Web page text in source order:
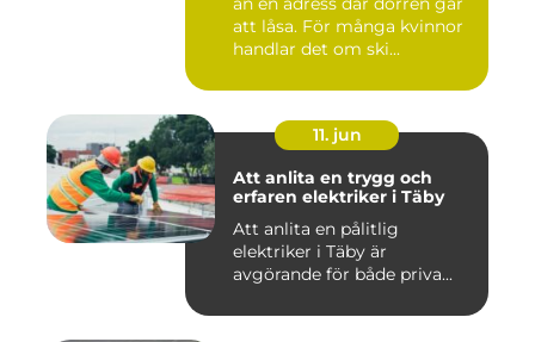
att låsa. För många kvinnor
handlar det om ski...
11. jun
Att anlita en trygg och
erfaren elektriker i Täby
Att anlita en pålitlig
elektriker i Täby är
avgörande för både priva...